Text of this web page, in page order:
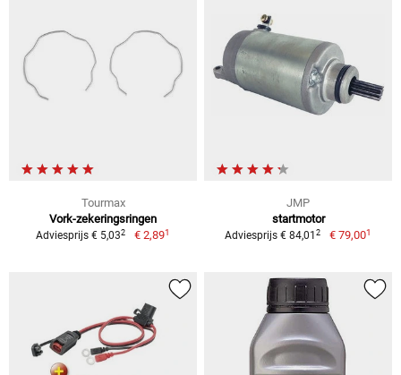
Tourmax
Vork-zekeringsringen
Adviesprijs € 5,032 € 2,891
JMP
startmotor
Adviesprijs € 84,012 € 79,001